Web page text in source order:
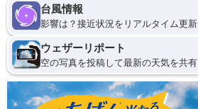
台風情報
影響は？接近状況をリアルタイム更新
ウェザーリポート
空の写真を投稿して最新の天気を共有